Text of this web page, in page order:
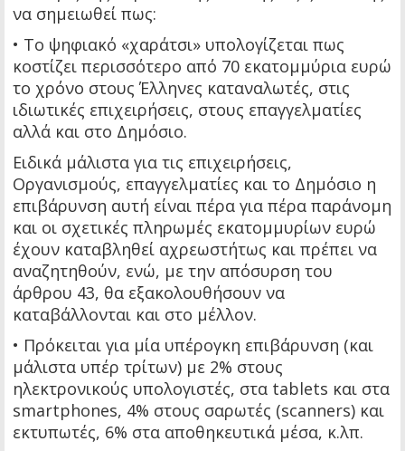
να σημειωθεί πως:
• Το ψηφιακό «χαράτσι» υπολογίζεται πως
κοστίζει περισσότερο από 70 εκατομμύρια ευρώ
το χρόνο στους Έλληνες καταναλωτές, στις
ιδιωτικές επιχειρήσεις, στους επαγγελματίες
αλλά και στο Δημόσιο.
Ειδικά μάλιστα για τις επιχειρήσεις,
Οργανισμούς, επαγγελματίες και το Δημόσιο η
επιβάρυνση αυτή είναι πέρα για πέρα παράνομη
και οι σχετικές πληρωμές εκατομμυρίων ευρώ
έχουν καταβληθεί αχρεωστήτως και πρέπει να
αναζητηθούν, ενώ, με την απόσυρση του
άρθρου 43, θα εξακολουθήσουν να
καταβάλλονται και στο μέλλον.
• Πρόκειται για μία υπέρογκη επιβάρυνση (και
μάλιστα υπέρ τρίτων) με 2% στους
ηλεκτρονικούς υπολογιστές, στα tablets και στα
smartphones, 4% στους σαρωτές (scanners) και
εκτυπωτές, 6% στα αποθηκευτικά μέσα, κ.λπ.